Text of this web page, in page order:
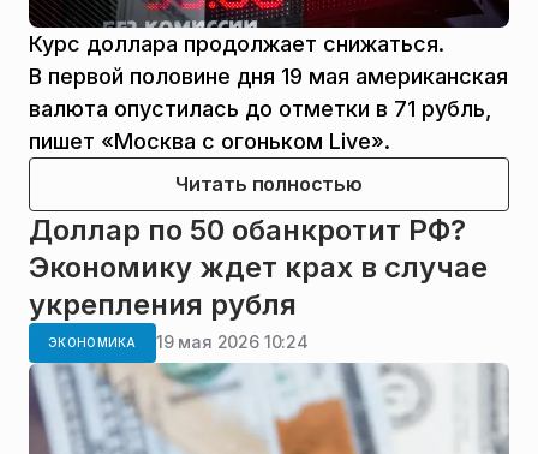
Курс доллара продолжает снижаться.
В первой половине дня 19 мая американская
валюта опустилась до отметки в 71 рубль,
пишет «Москва с огоньком Live».
Читать полностью
Доллар по 50 обанкротит РФ?
Экономику ждет крах в случае
укрепления рубля
ЭКОНОМИКА 19 мая 2026 10:24